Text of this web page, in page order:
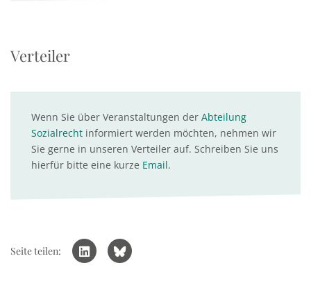
Verteiler
Wenn Sie über Veranstaltungen der Abteilung
Sozialrecht informiert werden möchten, nehmen wir
Sie gerne in unseren Verteiler auf. Schreiben Sie uns
hierfür bitte eine kurze Email.
Seite teilen: